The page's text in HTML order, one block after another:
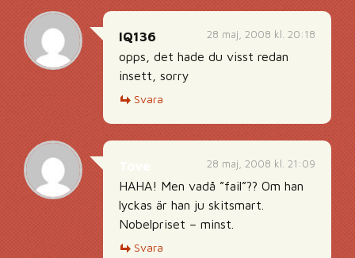
28 maj, 2008 kl. 20:18
IQ136
opps, det hade du visst redan
insett, sorry
Svara
28 maj, 2008 kl. 21:09
HAHA! Men vadå ”fail”?? Om han
lyckas är han ju skitsmart.
Nobelpriset – minst.
Svara